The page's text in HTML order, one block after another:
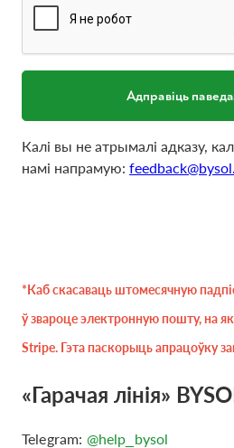
Адправіць
Калі вы не атрымалі адказу,
намі напрамую:
*Каб скасаваць штомесячную
ў звароце электронную пошту, на
Stripe. Гэта паскорыць апрацоўку
«Гарачая лінія»
Telegram: @help_bysol